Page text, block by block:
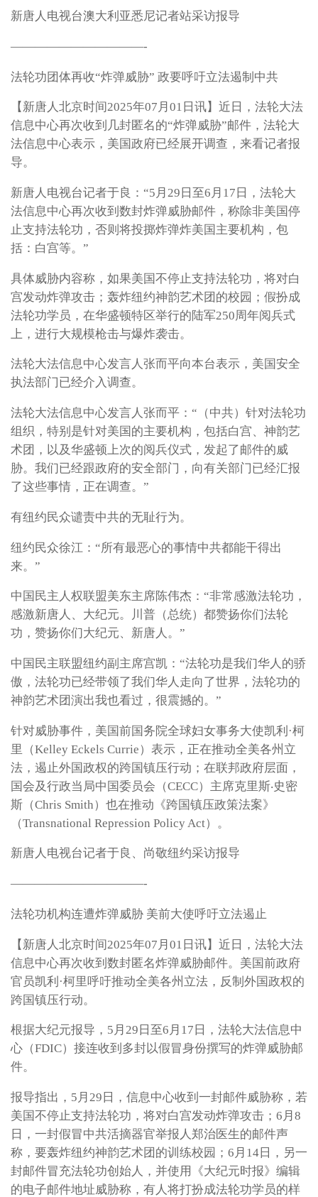
新唐人电视台澳大利亚悉尼记者站采访报导
———————————-
法轮功团体再收“炸弹威胁” 政要呼吁立法遏制中共
【新唐人北京时间2025年07月01日讯】近日，法轮大法
信息中心再次收到几封匿名的“炸弹威胁”邮件，法轮大
法信息中心表示，美国政府已经展开调查，来看记者报
导。
新唐人电视台记者于良：“5月29日至6月17日，法轮大
法信息中心再次收到数封炸弹威胁邮件，称除非美国停
止支持法轮功，否则将投掷炸弹炸美国主要机构，包
括：白宫等。”
具体威胁内容称，如果美国不停止支持法轮功，将对白
宫发动炸弹攻击；轰炸纽约神韵艺术团的校园；假扮成
法轮功学员，在华盛顿特区举行的陆军250周年阅兵式
上，进行大规模枪击与爆炸袭击。
法轮大法信息中心发言人张而平向本台表示，美国安全
执法部门已经介入调查。
法轮大法信息中心发言人张而平：“（中共）针对法轮功
组织，特别是针对美国的主要机构，包括白宫、神韵艺
术团，以及华盛顿上次的阅兵仪式，发起了邮件的威
胁。我们已经跟政府的安全部门，向有关部门已经汇报
了这些事情，正在调查。”
有纽约民众谴责中共的无耻行为。
纽约民众徐江：“所有最恶心的事情中共都能干得出
来。”
中国民主人权联盟美东主席陈伟杰：“非常感激法轮功，
感激新唐人、大纪元。川普（总统）都赞扬你们法轮
功，赞扬你们大纪元、新唐人。”
中国民主联盟纽约副主席宫凯：“法轮功是我们华人的骄
傲，法轮功已经带领了我们华人走向了世界，法轮功的
神韵艺术团演出我也看过，很震撼的。”
针对威胁事件，美国前国务院全球妇女事务大使凯利·柯
里（Kelley Eckels Currie）表示，正在推动全美各州立
法，遏止外国政权的跨国镇压行动；在联邦政府层面，
国会及行政当局中国委员会（CECC）主席克里斯‧史密
斯（Chris Smith）也在推动《跨国镇压政策法案》
（Transnational Repression Policy Act）。
新唐人电视台记者于良、尚敬纽约采访报导
———————————-
法轮功机构连遭炸弹威胁 美前大使呼吁立法遏止
【新唐人北京时间2025年07月01日讯】近日，法轮大法
信息中心再次收到数封匿名炸弹威胁邮件。美国前政府
官员凯利·柯里呼吁推动全美各州立法，反制外国政权的
跨国镇压行动。
根据大纪元报导，5月29日至6月17日，法轮大法信息中
心（FDIC）接连收到多封以假冒身份撰写的炸弹威胁邮
件。
报导指出，5月29日，信息中心收到一封邮件威胁称，若
美国不停止支持法轮功，将对白宫发动炸弹攻击；6月8
日，一封假冒中共活摘器官举报人郑治医生的邮件声
称，要轰炸纽约神韵艺术团的训练校园；6月14日，另一
封邮件冒充法轮功创始人，并使用《大纪元时报》编辑
的电子邮件地址威胁称，有人将打扮成法轮功学员的样